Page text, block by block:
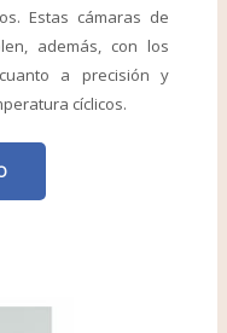
Estas cámaras de
además, con los
a precisión y
cíclicos.